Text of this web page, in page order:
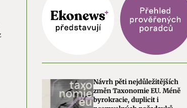
Návrh pěti nejdůležitějších
změn Taxonomie EU. Méně
byrokracie, duplicit i